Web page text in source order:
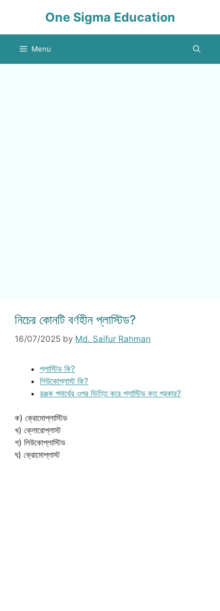
One Sigma Education
Menu
নিচের কোনটি বর্ণহীন প্লাস্টিড?
16/07/2025 by Md. Saifur Rahman
প্লাস্টিড কি?
লিউকোপ্লাস্ট কি?
রঞ্জক পদার্থের ওপর ভিত্তি করে প্লাস্টিড কত প্রকার?
ক) ক্রোমোপ্লাস্টিড
খ) ক্লোরোপ্লাস্ট
গ) লিউকোপ্লাস্টিড
ঘ) ক্রোমোপ্লাস্ট